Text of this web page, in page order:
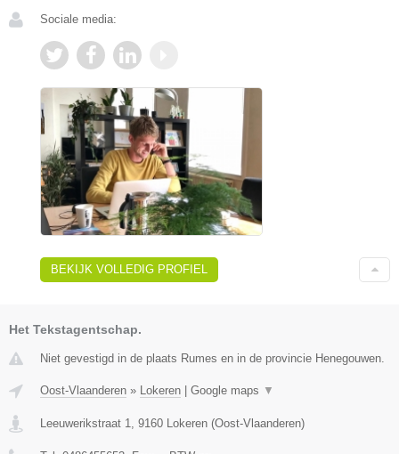
Sociale media:
BEKIJK VOLLEDIG PROFIEL
Het Tekstagentschap.
Niet gevestigd in de plaats Rumes en in de provincie Henegouwen.
Oost-Vlaanderen » Lokeren | Google maps ▼
Leeuwerikstraat 1 9160 Lokeren (Oost-Vlaanderen)